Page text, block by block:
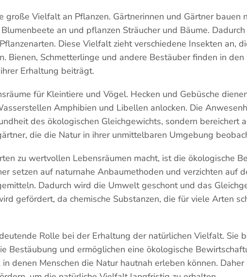
große Vielfalt an Pflanzen. Gärtnerinnen und Gärtner bauen
an und pflanzen Sträucher und Bäume.
Diese Vielfalt zieht verschiedene Insekten an,
Bienen, Schmetterlinge und andere Bestäuber finden in den
Erhaltung beiträgt.
für Kleintiere und Vögel. Hecken und Gebüsche
Amphibien und Libellen anlocken. Die
des ökologischen Gleichgewichts, sondern bereichert
die die Natur in ihrer unmittelbaren Umgebung
zu wertvollen Lebensräumen macht, ist die ökologische
setzen auf naturnahe Anbaumethoden und verzichten auf
Dadurch wird die Umwelt geschont und das
gefördert, da chemische Substanzen, die für viele Arten
Rolle bei der Erhaltung der natürlichen Vielfalt. Sie
Bestäubung und ermöglichen eine ökologische
denen Menschen die Natur hautnah erleben können.